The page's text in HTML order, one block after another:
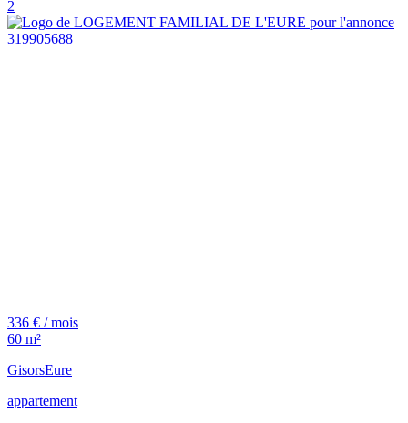
2
336 € / mois
60 m²
GisorsEure
appartement